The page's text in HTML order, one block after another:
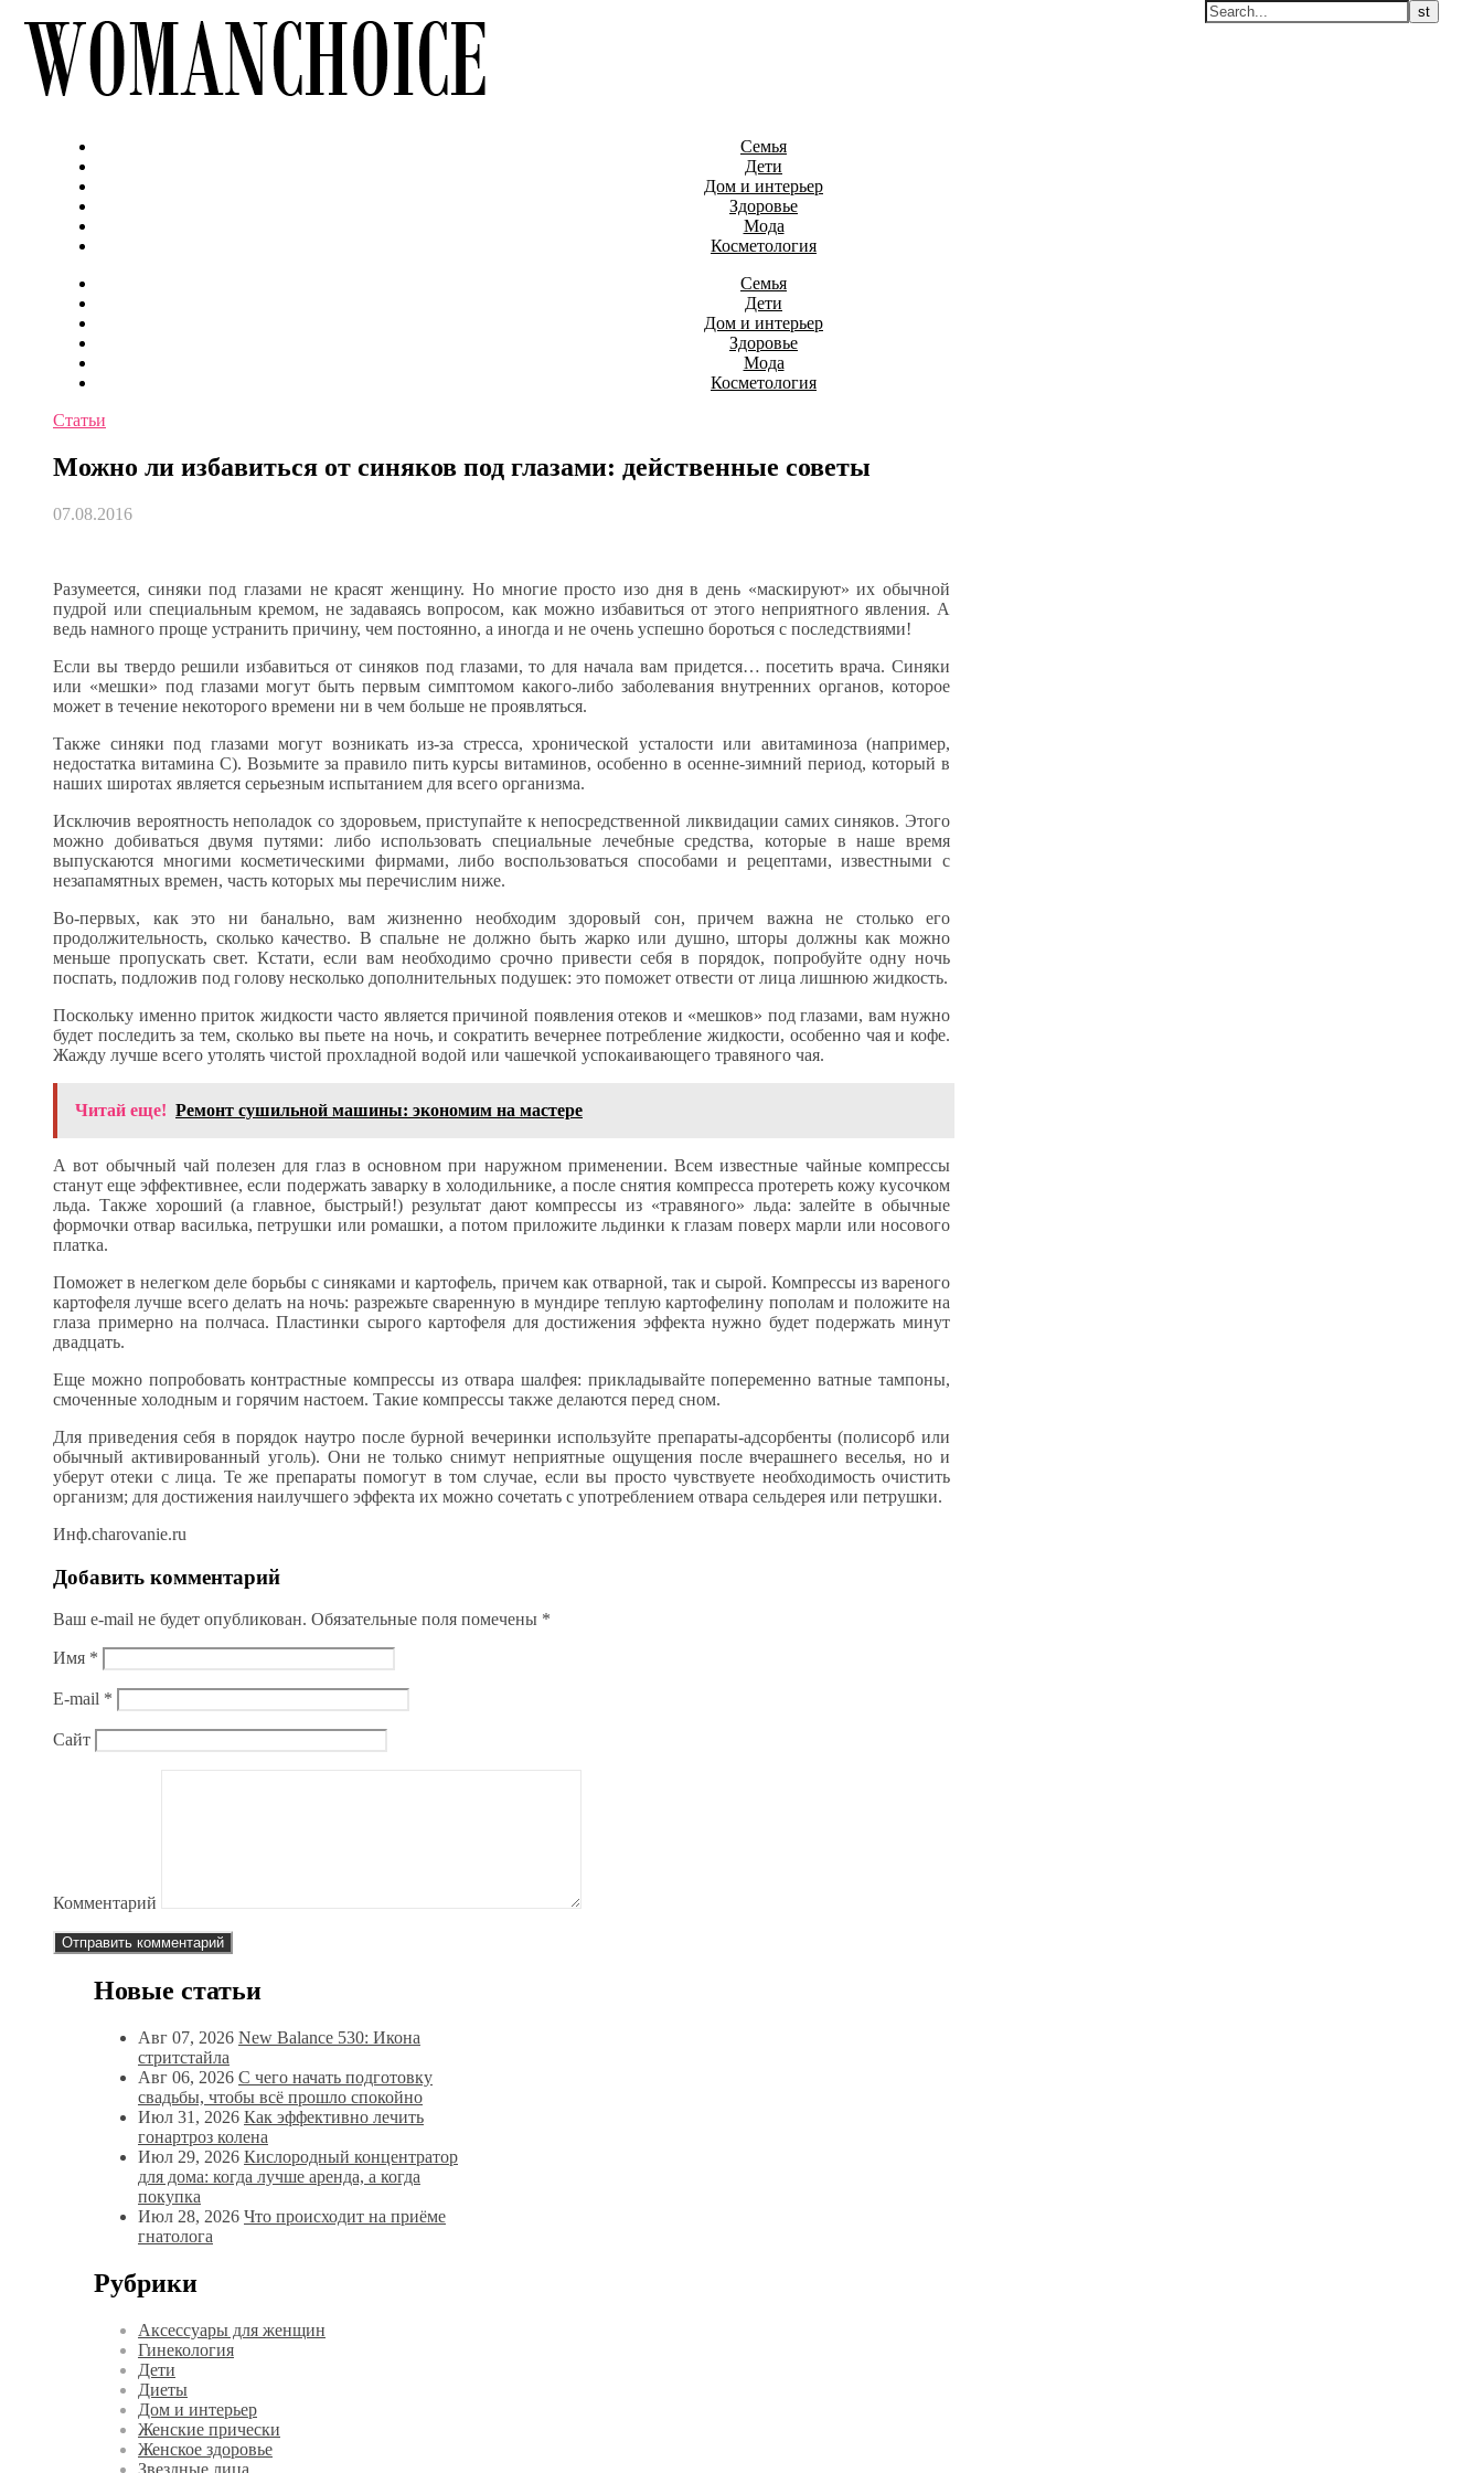
Семья
Дети
Дом и интерьер
Здоровье
Мода
Косметология
Семья
Дети
Дом и интерьер
Здоровье
Мода
Косметология
Статьи
Можно ли избавиться от синяков под глазами: действенные советы
07.08.2016
Разумеется, синяки под глазами не красят женщину. Но многие просто изо дня в день «маскируют» их обычной
пудрой или специальным кремом, не задаваясь вопросом, как можно избавиться от этого неприятного явления. А
ведь намного проще устранить причину, чем постоянно, а иногда и не очень успешно бороться с последствиями!
Если вы твердо решили избавиться от синяков под глазами, то для начала вам придется… посетить врача. Синяки
или «мешки» под глазами могут быть первым симптомом какого-либо заболевания внутренних органов, которое
может в течение некоторого времени ни в чем больше не проявляться.
Также синяки под глазами могут возникать из-за стресса, хронической усталости или авитаминоза (например,
недостатка витамина С). Возьмите за правило пить курсы витаминов, особенно в осенне-зимний период, который в
наших широтах является серьезным испытанием для всего организма.
Исключив вероятность неполадок со здоровьем, приступайте к непосредственной ликвидации самих синяков. Этого
можно добиваться двумя путями: либо использовать специальные лечебные средства, которые в наше время
выпускаются многими косметическими фирмами, либо воспользоваться способами и рецептами, известными с
незапамятных времен, часть которых мы перечислим ниже.
Во-первых, как это ни банально, вам жизненно необходим здоровый сон, причем важна не столько его
продолжительность, сколько качество. В спальне не должно быть жарко или душно, шторы должны как можно
меньше пропускать свет. Кстати, если вам необходимо срочно привести себя в порядок, попробуйте одну ночь
поспать, подложив под голову несколько дополнительных подушек: это поможет отвести от лица лишнюю жидкость.
Поскольку именно приток жидкости часто является причиной появления отеков и «мешков» под глазами, вам нужно
будет последить за тем, сколько вы пьете на ночь, и сократить вечернее потребление жидкости, особенно чая и кофе.
Жажду лучше всего утолять чистой прохладной водой или чашечкой успокаивающего травяного чая.
Читай еще! Ремонт сушильной машины: экономим на мастере
А вот обычный чай полезен для глаз в основном при наружном применении. Всем известные чайные компрессы
станут еще эффективнее, если подержать заварку в холодильнике, а после снятия компресса протереть кожу кусочком
льда. Также хороший (а главное, быстрый!) результат дают компрессы из «травяного» льда: залейте в обычные
формочки отвар василька, петрушки или ромашки, а потом приложите льдинки к глазам поверх марли или носового
платка.
Поможет в нелегком деле борьбы с синяками и картофель, причем как отварной, так и сырой. Компрессы из вареного
картофеля лучше всего делать на ночь: разрежьте сваренную в мундире теплую картофелину пополам и положите на
глаза примерно на полчаса. Пластинки сырого картофеля для достижения эффекта нужно будет подержать минут
двадцать.
Еще можно попробовать контрастные компрессы из отвара шалфея: прикладывайте попеременно ватные тампоны,
смоченные холодным и горячим настоем. Такие компрессы также делаются перед сном.
Для приведения себя в порядок наутро после бурной вечеринки используйте препараты-адсорбенты (полисорб или
обычный активированный уголь). Они не только снимут неприятные ощущения после вчерашнего веселья, но и
уберут отеки с лица. Те же препараты помогут в том случае, если вы просто чувствуете необходимость очистить
организм; для достижения наилучшего эффекта их можно сочетать с употреблением отвара сельдерея или петрушки.
Инф.charovanie.ru
Добавить комментарий
Ваш e-mail не будет опубликован. Обязательные поля помечены *
Имя *
E-mail *
Сайт
Комментарий
Новые статьи
Авг 07, 2026 New Balance 530: Икона
стритстайла
Авг 06, 2026 С чего начать подготовку
свадьбы, чтобы всё прошло спокойно
Июл 31, 2026 Как эффективно лечить
гонартроз колена
Июл 29, 2026 Кислородный концентратор
для дома: когда лучше аренда, а когда
покупка
Июл 28, 2026 Что происходит на приёме
гнатолога
Рубрики
Аксессуары для женщин
Гинекология
Дети
Диеты
Дом и интерьер
Женские прически
Женское здоровье
Звездные лица